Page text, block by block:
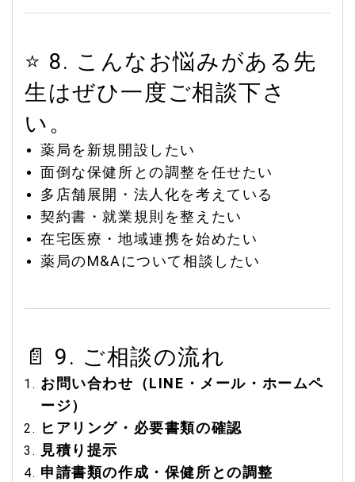
⭐ 8. こんなお悩みがある先
生はぜひ一度ご相談下さ
い。
薬局を新規開設したい
面倒な保健所との調整を任せたい
多店舗展開・法人化を考えている
契約書・就業規則を整えたい
在宅医療・地域連携を始めたい
薬局のM&Aについて相談したい
📄 9. ご相談の流れ
お問い合わせ（LINE・メール・ホームペ
ージ）
ヒアリング・必要書類の確認
見積り提示
申請書類の作成・保健所との調整